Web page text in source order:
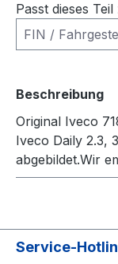
Passt dieses
Beschreibung
Original Iveco
Iveco Daily 2.3,
abgebildet.Wir
Service-